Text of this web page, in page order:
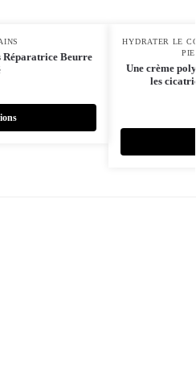
Beurre
HYDRATER LE
Une crème
les